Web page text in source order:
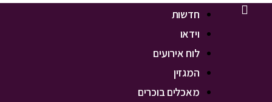
חדשות
וידאו
לוח אירועים
המגזין
מאכלים בוכרים